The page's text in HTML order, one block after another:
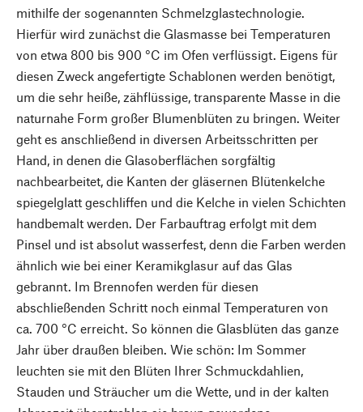
mithilfe der sogenannten Schmelzglastechnologie.
Hierfür wird zunächst die Glasmasse bei Temperaturen
von etwa 800 bis 900 °C im Ofen verflüssigt. Eigens für
diesen Zweck angefertigte Schablonen werden benötigt,
um die sehr heiße, zähflüssige, transparente Masse in die
naturnahe Form großer Blumenblüten zu bringen. Weiter
geht es anschließend in diversen Arbeitsschritten per
Hand, in denen die Glasoberflächen sorgfältig
nachbearbeitet, die Kanten der gläsernen Blütenkelche
spiegelglatt geschliffen und die Kelche in vielen Schichten
handbemalt werden. Der Farbauftrag erfolgt mit dem
Pinsel und ist absolut wasserfest, denn die Farben werden
ähnlich wie bei einer Keramikglasur auf das Glas
gebrannt. Im Brennofen werden für diesen
abschließenden Schritt noch einmal Temperaturen von
ca. 700 °C erreicht. So können die Glasblüten das ganze
Jahr über draußen bleiben. Wie schön: Im Sommer
leuchten sie mit den Blüten Ihrer Schmuckdahlien,
Stauden und Sträucher um die Wette, und in der kalten